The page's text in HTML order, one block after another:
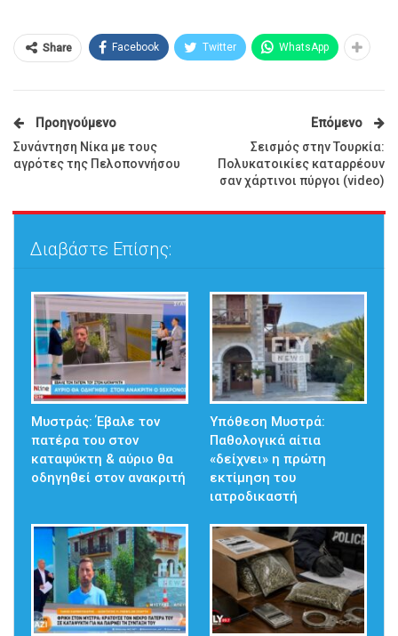
Share Facebook Twitter WhatsApp
Προηγούμενο
Συνάντηση Νίκα με τους
αγρότες της Πελοποννήσου
Επόμενο
Σεισμός στην Τουρκία:
Πολυκατοικίες καταρρέουν
σαν χάρτινοι πύργοι (video)
Διαβάστε Επίσης:
Μυστράς: Έβαλε τον
πατέρα του στον
καταψύκτη & αύριο θα
οδηγηθεί στον ανακριτή
Υπόθεση Μυστρά:
Παθολογικά αίτια
«δείχνει» η πρώτη
εκτίμηση του
ιατροδικαστή